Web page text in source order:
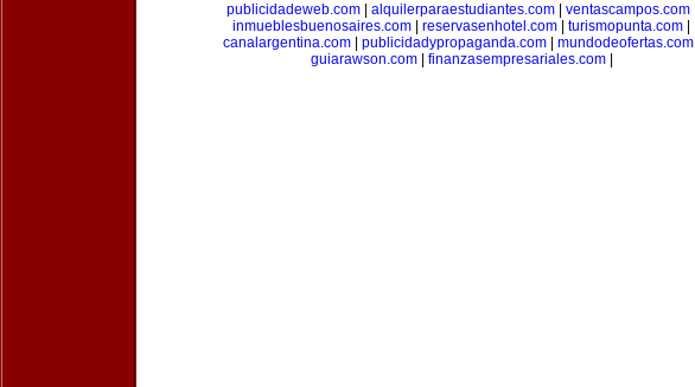
publicidadeweb.com| alquilerparaestudiantes.com| ventascampos.com|
inmueblesbuenosaires.com
reservasenhotel.com turismopunta.com
canalargentina.com| publicidadypropaganda.com| mundodeofertas.com|
guiarawson.com| finanzasempresariales.com|